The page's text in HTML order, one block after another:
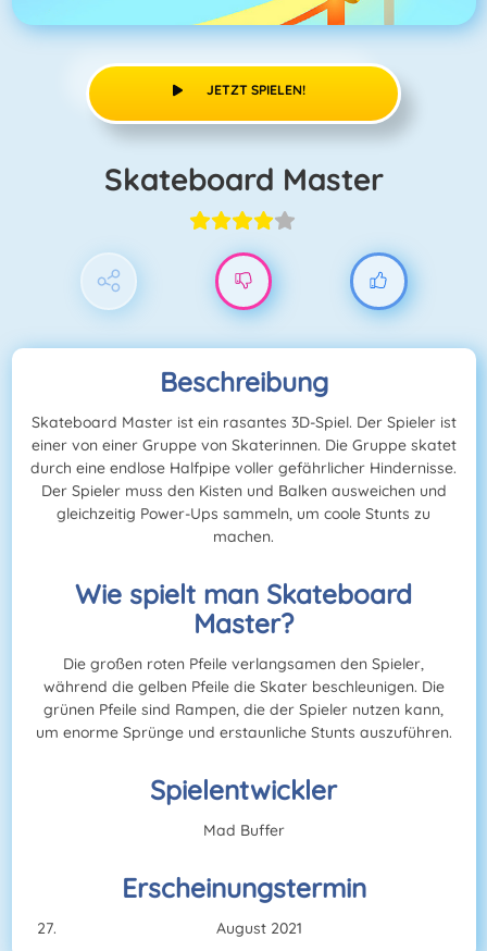
JETZT SPIELEN!
Skateboard Master
Beschreibung
Skateboard Master ist ein rasantes 3D-Spiel. Der Spieler ist
einer von einer Gruppe von Skaterinnen. Die Gruppe skatet
durch eine endlose Halfpipe voller gefährlicher Hindernisse.
Der Spieler muss den Kisten und Balken ausweichen und
gleichzeitig Power-Ups sammeln, um coole Stunts zu
machen.
Wie spielt man Skateboard
Master?
Die großen roten Pfeile verlangsamen den Spieler,
während die gelben Pfeile die Skater beschleunigen. Die
grünen Pfeile sind Rampen, die der Spieler nutzen kann,
um enorme Sprünge und erstaunliche Stunts auszuführen.
Spielentwickler
Mad Buffer
Erscheinungstermin
August 2021